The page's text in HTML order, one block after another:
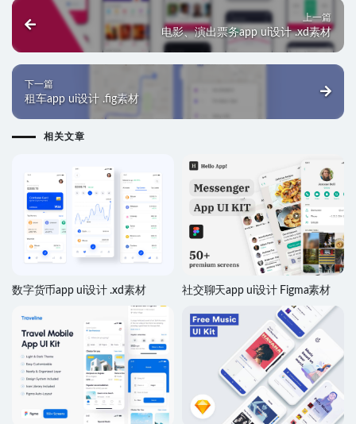
上一篇
电影、演出票务app ui设计 .xd素材
下一篇
租车app ui设计 .fig素材
相关文章
数字货币app ui设计 .xd素材 社交聊天app ui设计 Figma素材